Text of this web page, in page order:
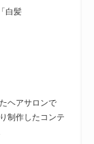
白髪
ヘアサロンで
制作したコンテ